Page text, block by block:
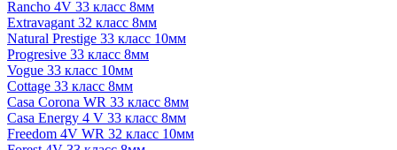
Rancho 4V 33 класс 8мм
Extravagant 32 класс 8мм
Natural Prestige 33 класс 10мм
Progresive 33 класс 8мм
Vogue 33 класс 10мм
Cottage 33 класс 8мм
Casa Corona WR 33 класс 8мм
Casa Energy 4 V 33 класс 8мм
Freedom 4V WR 32 класс 10мм